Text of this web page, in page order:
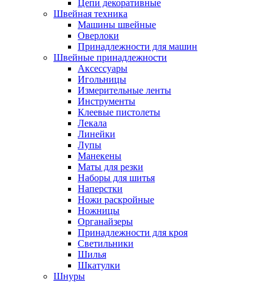
Цепи декоративные
Швейная техника
Машины швейные
Оверлоки
Принадлежности для машин
Швейные принадлежности
Аксессуары
Игольницы
Измерительные ленты
Инструменты
Клеевые пистолеты
Лекала
Линейки
Лупы
Манекены
Маты для резки
Наборы для шитья
Наперстки
Ножи раскройные
Ножницы
Органайзеры
Принадлежности для кроя
Светильники
Шилья
Шкатулки
Шнуры